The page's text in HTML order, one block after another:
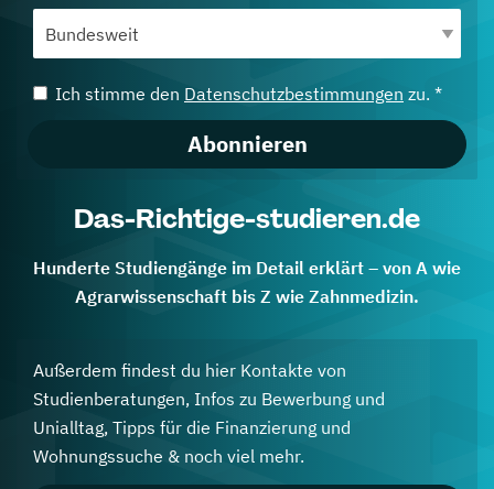
Ich stimme den Datenschutzbestimmungen zu. *
Abonnieren
Das-Richtige-studieren.de
Hunderte Studiengänge im Detail erklärt – von A wie
Agrarwissenschaft bis Z wie Zahnmedizin.
Außerdem findest du hier Kontakte von
Studienberatungen, Infos zu Bewerbung und
Unialltag, Tipps für die Finanzierung und
Wohnungssuche & noch viel mehr.